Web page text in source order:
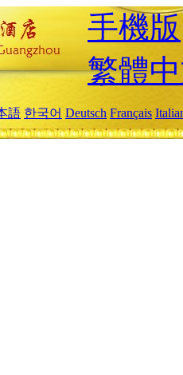
手機版
繁體
語 한국어 Deutsch Français